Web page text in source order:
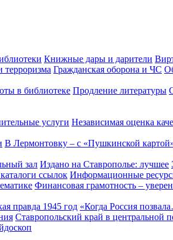
Книжные дары и дарители
терроризма Гражданская оборона и ЧС
в библиотеке Продление литературы
услуги Независимая оценка
В Лермонтовку – с «Пушкинской
зал Издано на Ставрополье: лучшее
ссылок Информационные
Финансовая грамотность –
правда 1945 год «Когда Россия
Ставропольский край в центральной